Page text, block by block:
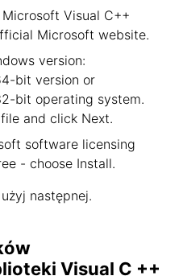
Visual C++
Microsoft website.
version:
bit version or
bit operating system.
and click Next.
software licensing
- choose Install.
następnej.
Visual C ++